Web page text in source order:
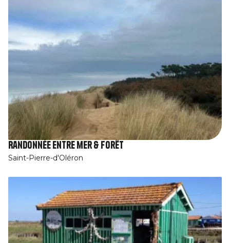
Randonnée entre mer & forêt
Saint-Pierre-d'Oléron